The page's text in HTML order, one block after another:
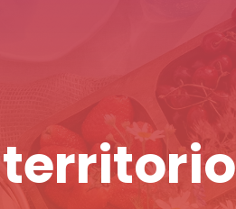
territorio